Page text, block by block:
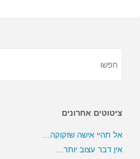
ציטוטים אחרונים
אל תהיי אישה שזקוקה…
אין דבר עצוב יותר…